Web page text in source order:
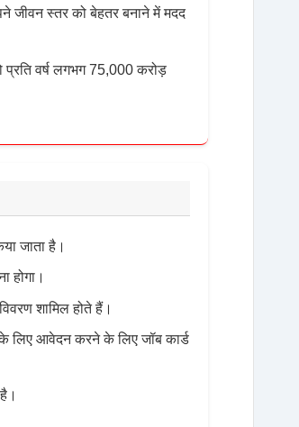
जीवन स्तर को बेहतर बनाने में मदद
प्रति वर्ष लगभग 75,000 करोड़
जाता है।
होगा।
शामिल होते हैं।
के लिए आवेदन करने के लिए जॉब कार्ड